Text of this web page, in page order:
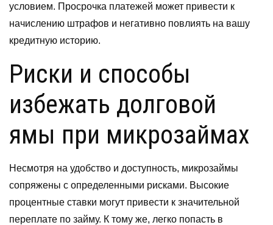
условием. Просрочка платежей может привести к
начислению штрафов и негативно повлиять на вашу
кредитную историю.
Риски и способы
избежать долговой
ямы при микрозаймах
Несмотря на удобство и доступность, микрозаймы
сопряжены с определенными рисками. Высокие
процентные ставки могут привести к значительной
переплате по займу. К тому же, легко попасть в